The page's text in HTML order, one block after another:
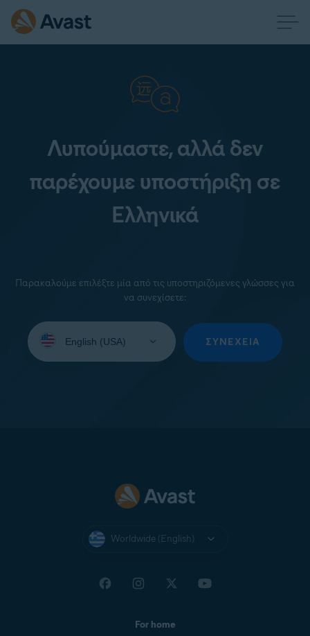
Λυπούμαστε, αλλά δεν
παρέχουμε υποστήριξη σε
Ελληνικά
Παρακαλούμε επιλέξτε μία από τις υποστηριζόμενες γλώσσες για
να συνεχίσετε:
your
ΣΥΝΈΧΕΙΑ
Worldwide (English)
For home